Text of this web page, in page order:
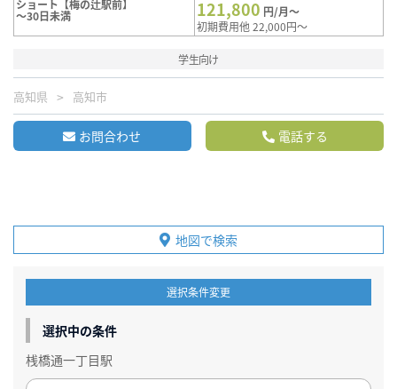
ショート【梅の辻駅前】
～30日未満 121,800 円/月～
初期費用他 22,000円～
学生向け
高知県 高知市
お問合わせ 電話する
地図で検索
選択条件変更
選択中の条件
桟橋通一丁目駅